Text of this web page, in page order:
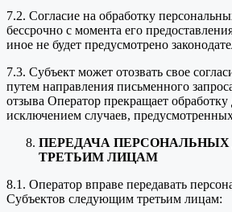
7.2. Согласие на обработку
бессрочно с момента его
иное не будет предусмотрено
7.3. Субъект может отозвать свое
путем направления письменного
отзыва Оператор прекращает обработку
исключением случаев,
ПЕРЕДАЧА
ТРЕТЬИМ ЛИЦАМ
8.1. Оператор вправе передавать
Субъектов следующим третьим лицам: